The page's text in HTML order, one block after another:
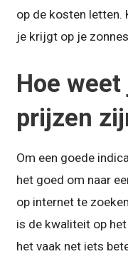
op de kosten letten.
je krijgt op je
Hoe
prijzen
Om een goede
het goed om naar
op internet te
is de kwaliteit op
het vaak net iets